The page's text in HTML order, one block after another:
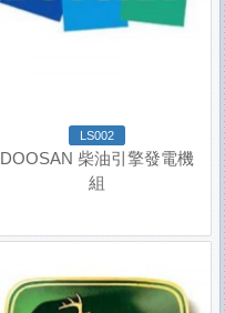
LS002
DOOSAN 柴油引擎發電機
組